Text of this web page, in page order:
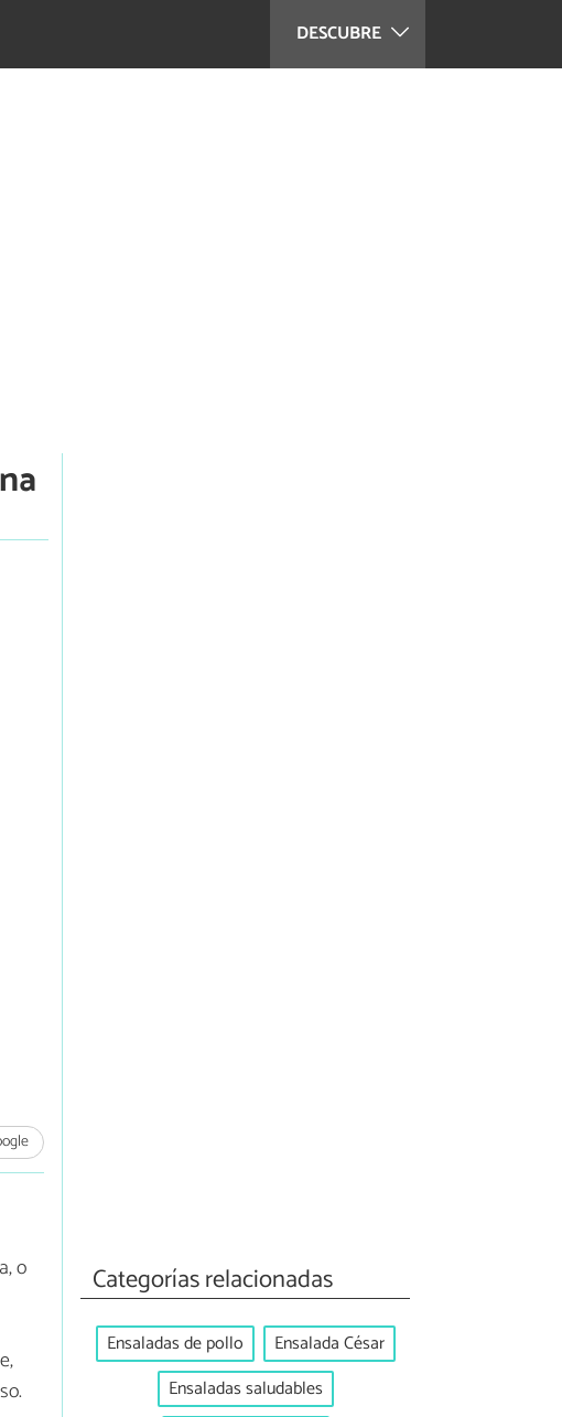
DESCUBRE
o
Categorías relacionadas
Ensaladas de pollo
Ensalada César
Ensaladas saludables